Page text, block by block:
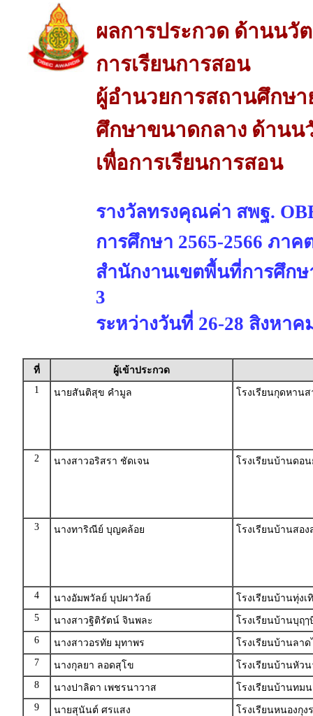
ผลการประกวด ด้านนวั
การเรียนการสอน
ผู้อำนวยการสถานศึกษา
ศึกษาขนาดกลาง ด้านน
เพื่อการเรียนการสอน
รางวัลทรงคุณค่า สพฐ.
การศึกษา 2565-2566 ภาค
สำนักงานเขตพื้นที่การศึก
3
ระหว่างวันที่ 26-28 สิงหาค
ที่
ผู้เข้าประกวด
1
นายสันติสุข คำมูล โรงเรียนกุดหาน
2 นางสาวอริสรา ชัดเจน โรงเรียนบ้านดอ
3 นางทาริณีย์ บุญคล้อย โรงเรียนบ้านสอ
4 นางอัมพวัลย์ บุปผาวัลย์
โรงเรียนบ้านทุ่ง
5
นางสาวฐิติรัตน์ จินพละ
โรงเรียนบ้านบุฤ
6
นางสาวอรทัย มุทาพร
โรงเรียนบ้านลา
7
นางกุลยา ลอดสุโข
โรงเรียนบ้านหัว
8
นางปาลิดา เพชรนาวาส
โรงเรียนบ้านทม
9
นายสุนันต์ ศรแสง
โรงเรียนหนองกุ